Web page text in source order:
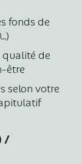
fonds de
qualité de
être
selon votre
/